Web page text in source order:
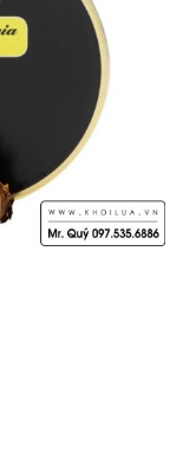
wishlist